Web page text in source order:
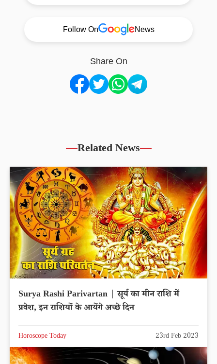
Follow On News
Share On
Related News
Surya Rashi Parivartan | सूर्य का मीन राशि में
प्रवेश, इन राशियों के आयेंगे अच्छे दिन
Horoscope Today 23rd Feb 2023